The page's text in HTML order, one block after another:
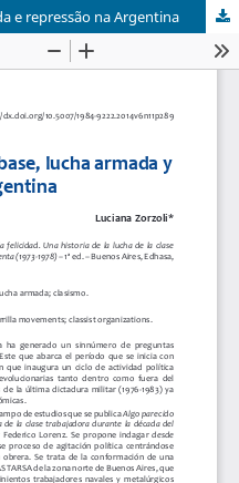
e repressão na Argentina